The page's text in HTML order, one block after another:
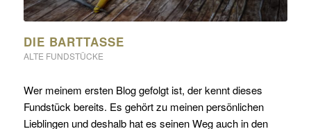
DIE BARTTASSE
ALTE FUNDSTÜCKE
Wer meinem ersten Blog gefolgt ist, der kennt dieses
Fundstück bereits. Es gehört zu meinen persönlichen
Lieblingen und deshalb hat es seinen Weg auch in den